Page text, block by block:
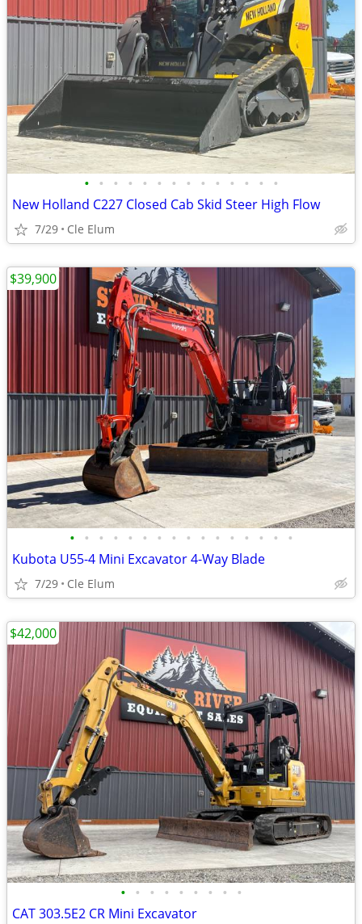
• • • • • • • • • • • • • •
New Holland C227 Closed Cab Skid Steer High Flow
7/29 Cle Elum
• • • • • • • • • • • • • • • •
Kubota U55-4 Mini Excavator 4-Way Blade
7/29 Cle Elum
$39,900
• • • • • • • • •
CAT 303.5E2 CR Mini Excavator
$42,000